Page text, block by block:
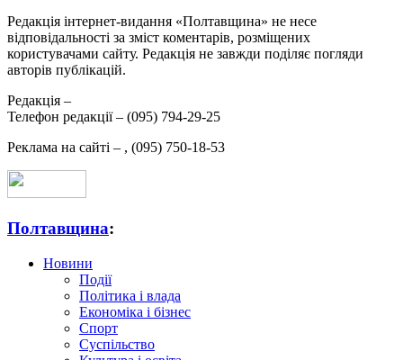
Редакція інтернет-видання «Полтавщина» не несе
відповідальності за зміст коментарів, розміщених
користувачами сайту. Редакція не завжди поділяє погляди
авторів публікацій.
Редакція –
Телефон редакції – (095) 794-29-25
Реклама на сайті – , (095) 750-18-53
Полтавщина:
Новини
Події
Політика і влада
Економіка і бізнес
Спорт
Суспільство